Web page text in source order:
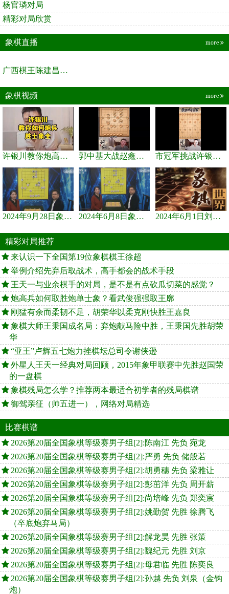
杨官璘对局
精彩对局欣赏
象棋直播 more
广西棋王陈建昌直播间
象棋视频 more
许银川教你炮高兵士象全如何赢士象全，简单四步即可 郭中基大战赵鑫鑫，许银川激情讲解 市冠军挑战许银川，急进中兵变化真激烈！
2024年9月28日象棋世界栏目，刘君、蒋川讲解了第九届杨官璘杯象棋... 2024年6月8日象棋世界，刘君、蒋川讲解了第九届杨官璘杯全国象棋... 2024年6月1日刘君、蒋川讲解第三届上海杯象棋大师赛谢靖与李少庚...
精彩对局推荐
来认识一下全国第19位象棋棋王徐超
举例介绍先弃后取战术，高手都会的战术手段
王天一与业余棋手的对局，是不是有点砍瓜切菜的感觉？
炮高兵如何取胜炮单士象？看武俊强强取王廓
刚猛有余而柔韧不足，胡荣华以柔克刚快胜王嘉良
象棋大师王秉国成名局：弃炮献马险中胜，王秉国先胜胡荣
华
“亚王”卢辉五七炮力挫棋坛总司令谢侠逊
外星人王天一经典对局回顾，2015年象甲联赛中先胜赵国荣
的一盘棋
象棋残局怎么学？推荐两本最适合初学者的残局棋谱
御驾亲征（帅五进一），网络对局精选
比赛棋谱
2026第20届全国象棋等级赛男子组[2]:陈南江 先负 宛龙
2026第20届全国象棋等级赛男子组[2]:严勇 先负 储般若
2026第20届全国象棋等级赛男子组[2]:胡勇穗 先负 梁雅让
2026第20届全国象棋等级赛男子组[2]:彭茁洋 先负 周开薪
2026第20届全国象棋等级赛男子组[2]:尚培峰 先负 郑奕宸
2026第20届全国象棋等级赛男子组[2]:姚勤贺 先胜 徐腾飞
（卒底炮弃马局）
2026第20届全国象棋等级赛男子组[2]:解龙昊 先胜 张策
2026第20届全国象棋等级赛男子组[2]:魏纪元 先胜 刘京
2026第20届全国象棋等级赛男子组[2]:母君临 先胜 陈奕良
2026第20届全国象棋等级赛男子组[2]:孙越 先负 刘泉（金钩
炮）